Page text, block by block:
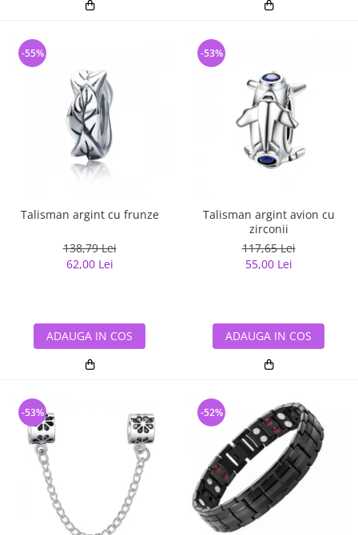
Talisman argint cu frunze
138,79 Lei
62,00 Lei
-55%
ADAUGA IN COS
Talisman argint avion cu
zirconii
117,65 Lei
55,00 Lei
-53%
ADAUGA IN COS
-53% -52%